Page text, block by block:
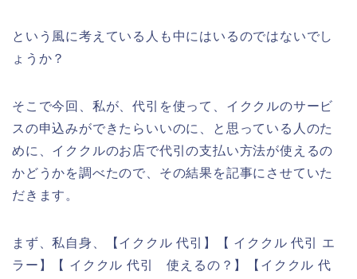
という風に考えている人も中にはいるのではないでし
ょうか？
そこで今回、私が、代引を使って、イククルのサービ
スの申込みができたらいいのに、と思っている人のた
めに、イククルのお店で代引の支払い方法が使えるの
かどうかを調べたので、その結果を記事にさせていた
だきます。
まず、私自身、【イククル 代引】【 イククル 代引 エ
ラー】【 イククル 代引 使えるの？】【イククル 代